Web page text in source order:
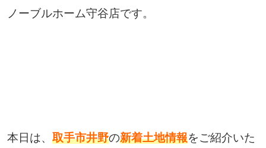
ノーブルホーム守谷店です。
本日は、 取手市井野の新着土地情報をご紹介いた